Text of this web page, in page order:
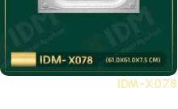
IDM-X078